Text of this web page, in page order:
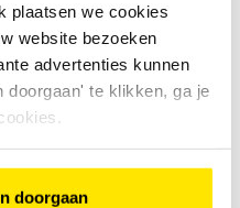
plaatsen we cookies
website bezoeken
advertenties kunnen
doorgaan' te klikken, ga je
doorgaan
99,95
Bekijk model